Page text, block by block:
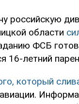
российскую
области
ФСБ
16-летний
который